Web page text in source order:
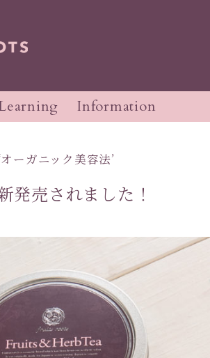
ア
ューライン
&フット
Information
ーガニック美容法’
発売されました！